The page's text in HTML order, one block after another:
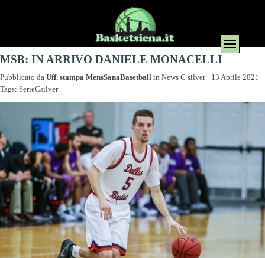
MSB: IN ARRIVO DANIELE MONACELLI
Pubblicato da Uff. stampa MensSanaBasetball in News C silver· 13 Aprile 2021
Tags: SerieCsilver